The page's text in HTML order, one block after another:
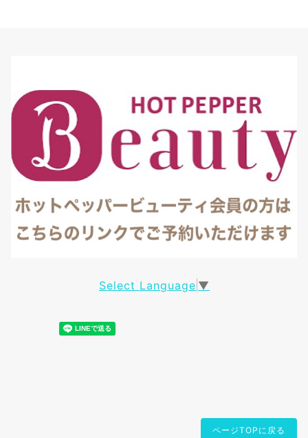
Select Language ▼
ページTOPに戻る